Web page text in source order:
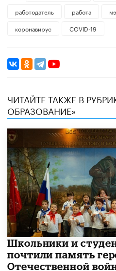
работодатель
работа
коронавирус
COVID-19
ЧИТАЙТЕ ТАКЖЕ В
ОБРАЗОВАНИЕ»
Школьники и
почтили память
Отечественной